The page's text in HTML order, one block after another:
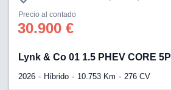
Precio al contado
30.900 €
Lynk & Co 01 1.5 PHEV CORE 5P
2026 Híbrido 10.753 Km 276 CV